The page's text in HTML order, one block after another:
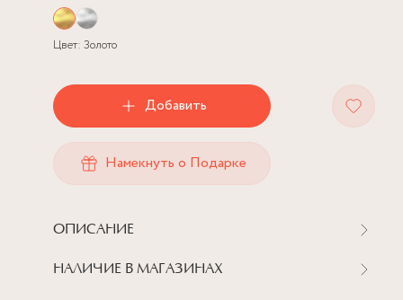
Цвет: Золото
Добавить
Намекнуть о Подарке
ОПИСАНИЕ
НАЛИЧИЕ В МАГАЗИНАХ